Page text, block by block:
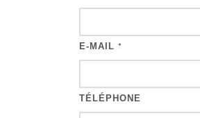
E-MAIL *
TÉLÉPHONE